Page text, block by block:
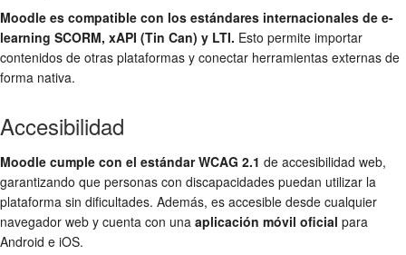
Moodle es compatible con los estándares internacionales de e-
learning SCORM, xAPI (Tin Can) y LTI. Esto permite importar
contenidos de otras plataformas y conectar herramientas externas de
forma nativa.
Accesibilidad
Moodle cumple con el estándar WCAG 2.1 de accesibilidad web,
garantizando que personas con discapacidades puedan utilizar la
plataforma sin dificultades. Además, es accesible desde cualquier
navegador web y cuenta con una aplicación móvil oficial para
Android e iOS.